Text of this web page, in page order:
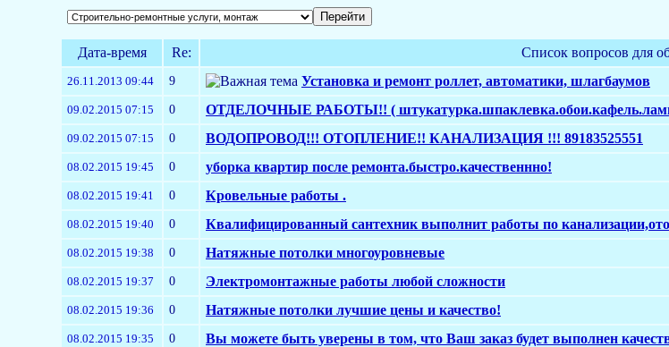
Дата-время Re: Список вопросов для
26.11.2013 09:44 9 Установка и ремонт роллет, автоматики, шлагбаумов
09.02.2015 07:15 0 ОТДЕЛОЧНЫЕ РАБОТЫ!! (
09.02.2015 07:15 0 ВОДОПРОВОД!!! ОТОПЛЕНИЕ!! КАНАЛИЗАЦИЯ !!! 89183525551
08.02.2015 19:45 0 уборка квартир после ремонта.быстро.качественнно!
08.02.2015 19:41 0 Кровельные работы .
08.02.2015 19:40 0 Квалифицированный сантехник выполнит работы по
08.02.2015 19:38 0 Натяжные потолки многоуровневые
08.02.2015 19:37 0 Электромонтажные работы любой сложности
08.02.2015 19:36 0 Натяжные потолки лучшие цены и качество!
08.02.2015 19:35 0 Вы можете быть уверены в том, что Ваш заказ будет выполнен